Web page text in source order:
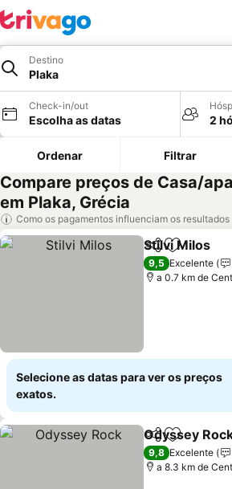
Destino
Plaka
Check-in/out
Escolha as datas 2
Ordenar Filtrar
Compare preços de Casa/
em Plaka, Grécia
Como os pagamentos influenciam os resultados
PartilharAdicionar
Stilvi Milos
9,5 Excelente
a 0.7 km de
Selecione as datas para ver os preços
exatos.
PartilharAdicionar
Odyssey
9,8 Excelente
a 8.3 km de